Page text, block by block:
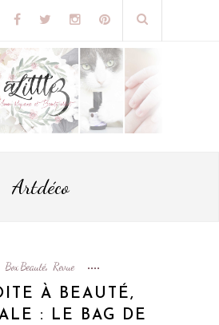
Artdéco
Box Beauté, Revue
À BEAUTÉ,
: LE BAG DE